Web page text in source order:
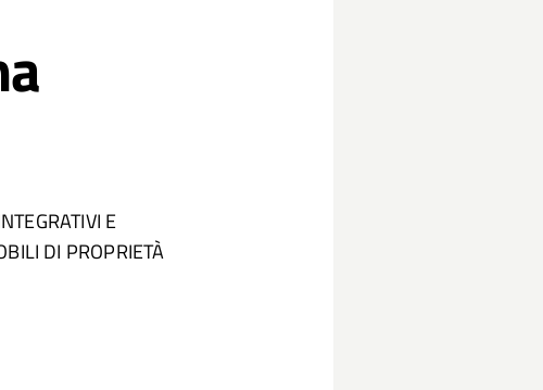
E
DI PROPRIETÀ